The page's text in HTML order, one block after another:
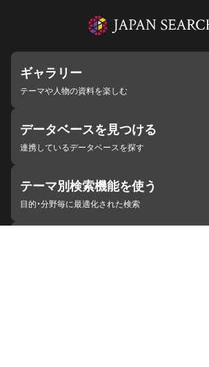
ギャラリー
テーマや人物の資料を楽しむ
データベースを見つける
連携しているデータベースを探す
テーマ別検索機能を使う
目的・分野毎に最適化された検索